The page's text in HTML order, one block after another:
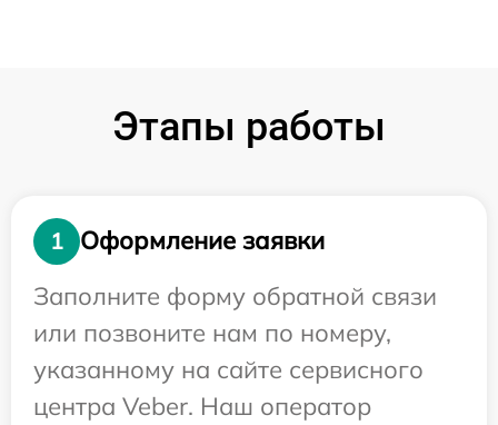
Этапы работы
1
Оформление заявки
Заполните форму обратной связи
или позвоните нам по номеру,
указанному на сайте сервисного
центра Veber. Наш оператор